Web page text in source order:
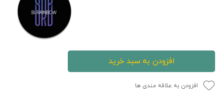
افزودن به سبد خرید
افزودن به علاقه مندی ها